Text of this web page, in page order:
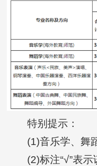
特别提示：
(1)音乐学、舞蹈
(2)标注“√”表示